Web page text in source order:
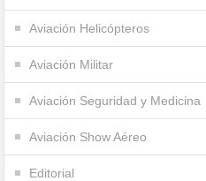
Aviación Helicópteros
Aviación Militar
Aviación Seguridad y Medicina
Aviación Show Aéreo
Editorial